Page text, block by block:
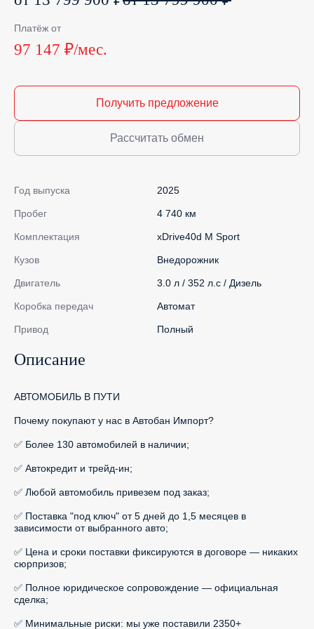
Платёж от
97 147 ₽/мес.
Получить предложение
Рассчитать обмен
Год выпуска 2025
Пробег 4 740 км
Комплектация xDrive40d M Sport
Кузов Внедорожник
Двигатель 3.0 л / 352 л.с / Дизель
Коробка передач Автомат
Привод Полный
Описание
АВТОМОБИЛЬ В ПУТИ
Почему покупают у нас в Автобан Импорт?
✅ Более 130 автомобилей в наличии;
✅ Автокредит и трейд-ин;
✅ Любой автомобиль привезем под заказ;
✅ Поставка "под ключ" от 5 дней до 1,5 месяцев в
зависимости от выбранного авто;
✅ Цена и сроки поставки фиксируются в договоре — никаких
сюрпризов;
✅ Полное юридическое сопровождение — официальная
сделка;
✅ Минимальные риски: мы уже поставили 2350+